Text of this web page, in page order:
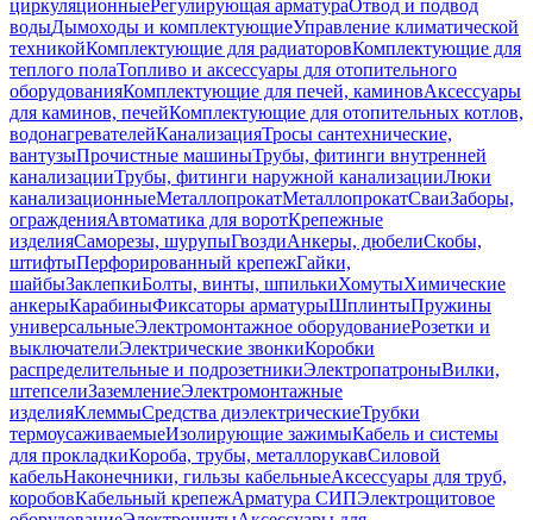
циркуляционныеРегулирующая арматураОтвод и подвод
водыДымоходы и комплектующиеУправление климатической
техникойКомплектующие для радиаторовКомплектующие для
теплого полаТопливо и аксессуары для отопительного
оборудованияКомплектующие для печей, каминовАксессуары
для каминов, печейКомплектующие для отопительных котлов,
водонагревателейКанализацияТросы сантехнические,
вантузыПрочистные машиныТрубы, фитинги внутренней
канализацииТрубы, фитинги наружной канализацииЛюки
канализационныеМеталлопрокатМеталлопрокатСваиЗаборы,
огражденияАвтоматика для воротКрепежные
изделияСаморезы, шурупыГвоздиАнкеры, дюбелиСкобы,
штифтыПерфорированный крепежГайки,
шайбыЗаклепкиБолты, винты, шпилькиХомутыХимические
анкерыКарабиныФиксаторы арматурыШплинтыПружины
универсальныеЭлектромонтажное оборудованиеРозетки и
выключателиЭлектрические звонкиКоробки
распределительные и подрозетникиЭлектропатроныВилки,
штепселиЗаземлениеЭлектромонтажные
изделияКлеммыСредства диэлектрическиеТрубки
термоусаживаемыеИзолирующие зажимыКабель и системы
для прокладкиКороба, трубы, металлорукавСиловой
кабельНаконечники, гильзы кабельныеАксессуары для труб,
коробовКабельный крепежАрматура СИПЭлектрощитовое